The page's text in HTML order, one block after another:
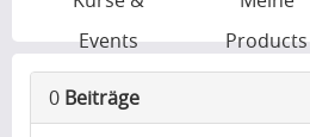
Events
Products
0 Beiträge